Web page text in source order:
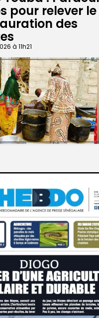
pour relever
des
à 11h21